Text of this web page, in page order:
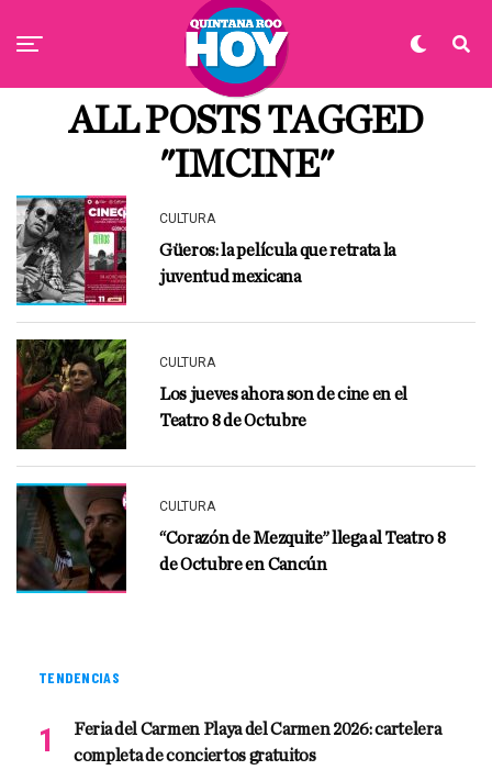
ALL POSTS TAGGED
"IMCINE"
CULTURA
Güeros: la película que retrata la
juventud mexicana
CULTURA
Los jueves ahora son de cine en el
Teatro 8 de Octubre
CULTURA
“Corazón de Mezquite” llega al Teatro 8
de Octubre en Cancún
TENDENCIAS
Feria del Carmen Playa del Carmen 2026: cartelera
completa de conciertos gratuitos